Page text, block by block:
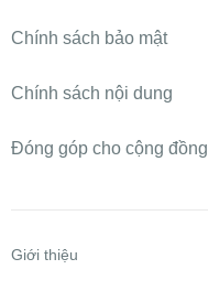
Chính sách bảo mật
Chính sách nội dung
Đóng góp cho cộng đồng
Giới thiệu